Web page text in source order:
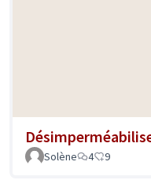
Solène
4 9